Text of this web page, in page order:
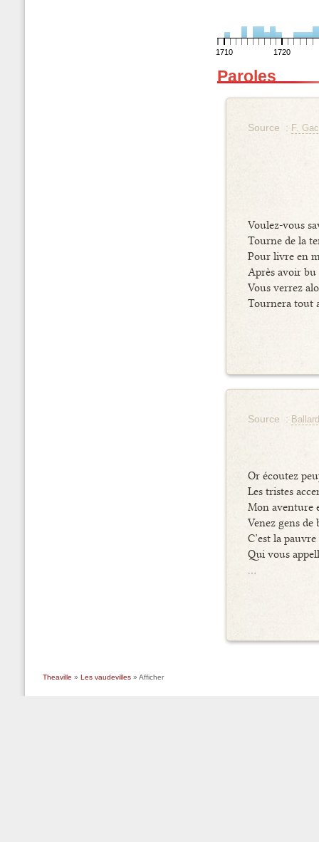
1710 1720
Paroles
Source : F.
Voulez-vous
Tourne de la
Pour livre en
Après avoir
Vous verrez
Tournera tout
Source :
Or écoutez
Les tristes
Mon aventure
Venez gens de
C’est la
Qui vous
…
Theaville » Les vaudevilles » Afficher